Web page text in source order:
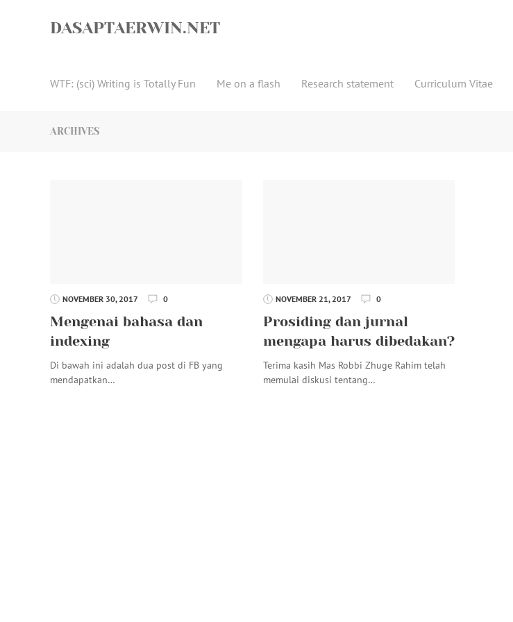
DASAPTAERWIN.NET
WTF: (sci) Writing is Totally Fun Me on a flash Research statement Curriculum Vitae
ARCHIVES
NOVEMBER 30, 2017 0
Mengenai bahasa dan
indexing
Di bawah ini adalah dua post di FB yang
mendapatkan…
NOVEMBER 21, 2017 0
Prosiding dan jurnal
mengapa harus dibedakan?
Terima kasih Mas Robbi Zhuge Rahim telah
memulai diskusi tentang…